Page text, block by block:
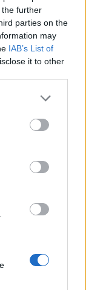
further
parties on the
may
IAB’s List of
it to other
more Google
may click to
party tags to
below Google
és a
is